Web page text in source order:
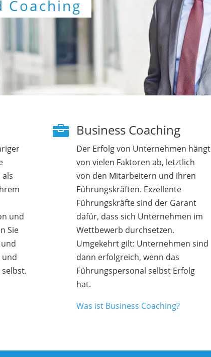
Coaching
und
Sie
und
 Business Coaching
Der Erfolg von Unternehmen hängt
von vielen Faktoren ab, letztlich
von den Mitarbeitern und ihren
Führungskräften. Exzellente
Führungskräfte sind der Garant
dafür, dass sich Unternehmen im
Wettbewerb durchsetzen.
Umgekehrt gilt: Unternehmen sind
dann erfolgreich, wenn das
Führungspersonal selbst Erfolg
hat.
Was ist Business Coaching?